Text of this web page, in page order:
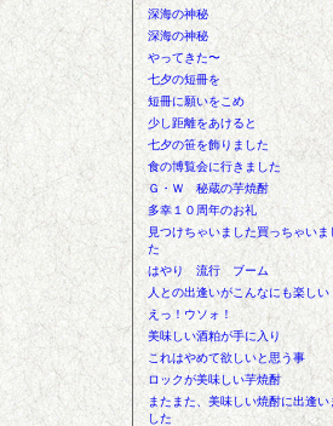
深海の神秘
深海の神秘
やってきた〜
七夕の短冊を
短冊に願いをこめ
少し距離をあけると
七夕の笹を飾りました
食の博覧会に行きました
Ｇ・Ｗ 秘蔵の芋焼酎
多幸１０周年のお礼
見つけちゃいました買っちゃいま
た
はやり 流行 ブーム
人との出逢いがこんなにも楽しい
えっ！ウソォ！
美味しい酒粕が手に入り
これはやめて欲しいと思う事
ロックが美味しい芋焼酎
またまた、美味しい焼酎に出逢い
した